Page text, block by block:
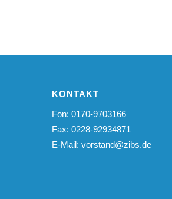
KONTAKT
Fon: 0170-9703166
Fax: 0228-92934871
E-Mail: vorstand@zibs.de